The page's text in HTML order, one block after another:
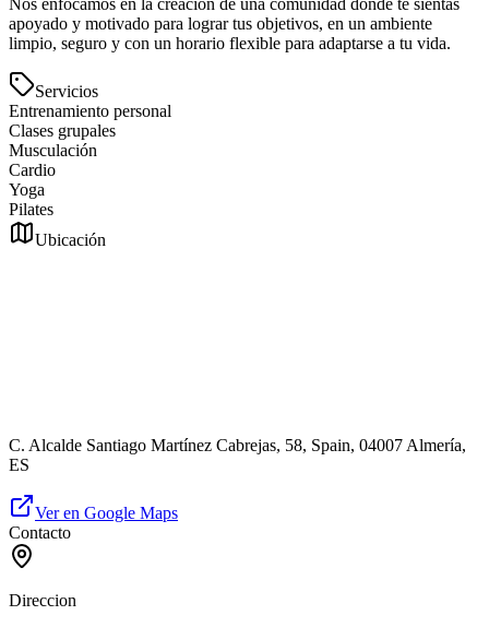
Nos enfocamos en la creación de una comunidad donde te sientas
apoyado y motivado para lograr tus objetivos, en un ambiente
limpio, seguro y con un horario flexible para adaptarse a tu vida.
Servicios
Entrenamiento personal
Clases grupales
Musculación
Cardio
Yoga
Pilates
Ubicación
C. Alcalde Santiago Martínez Cabrejas, 58, Spain, 04007 Almería,
ES
Ver en Google Maps
Contacto
Direccion